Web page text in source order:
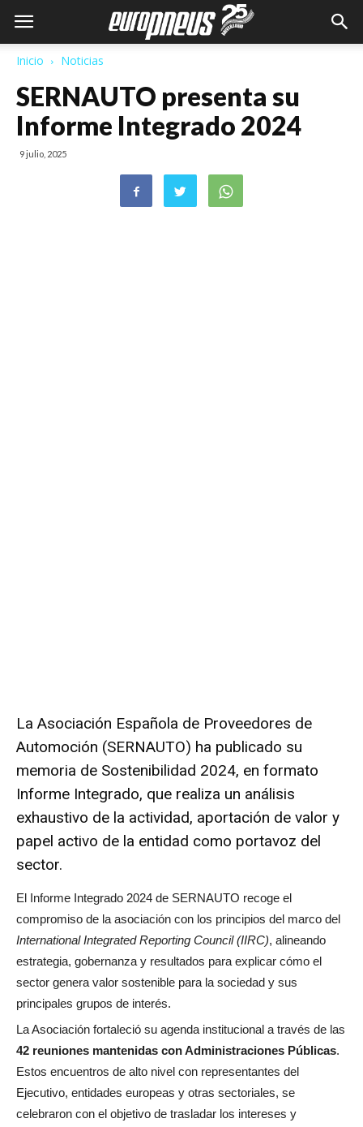
Inicio Noticias
SERNAUTO presenta su
Informe Integrado 2024
9 julio, 2025
La Asociación Española de Proveedores de
Automoción (SERNAUTO) ha publicado su
memoria de Sostenibilidad 2024, en formato
Informe Integrado, que realiza un análisis
exhaustivo de la actividad, aportación de valor y
papel activo de la entidad como portavoz del
sector.
El Informe Integrado 2024 de SERNAUTO recoge el
compromiso de la asociación con los principios del marco del
International Integrated Reporting Council (IIRC), alineando
estrategia, gobernanza y resultados para explicar cómo el
sector genera valor sostenible para la sociedad y sus
principales grupos de interés.
La Asociación fortaleció su agenda institucional a través de las
42 reuniones mantenidas con Administraciones Públicas.
Estos encuentros de alto nivel con representantes del
Ejecutivo, entidades europeas y otras sectoriales, se
celebraron con el objetivo de trasladar los intereses y